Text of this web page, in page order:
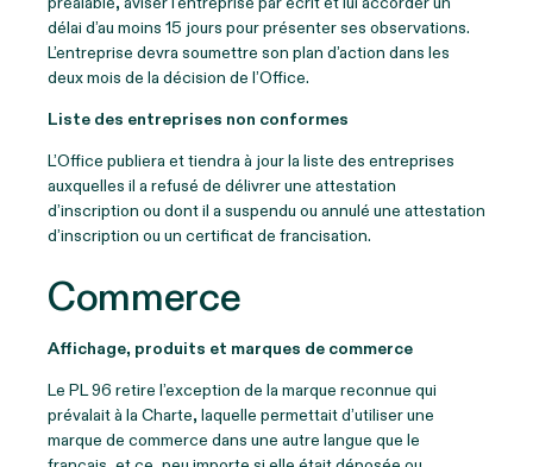
délai d’au moins 15 jours pour présenter ses observations.
L’entreprise devra soumettre son plan d’action dans les
deux mois de la décision de l’Office.
Liste des entreprises non conformes
L’Office publiera et tiendra à jour la liste des entreprises
auxquelles il a refusé de délivrer une attestation
d’inscription ou dont il a suspendu ou annulé une attestation
d’inscription ou un certificat de francisation.
Commerce
Affichage, produits et marques de commerce
Le PL 96 retire l’exception de la marque reconnue qui
prévalait à la Charte, laquelle permettait d’utiliser une
marque de commerce dans une autre langue que le